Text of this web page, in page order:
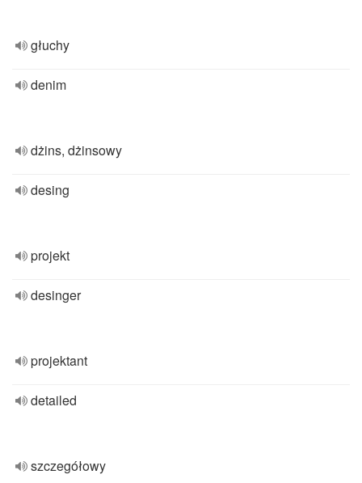
głuchy
denim
dżins, dżinsowy
desing
projekt
desinger
projektant
detailed
szczegółowy